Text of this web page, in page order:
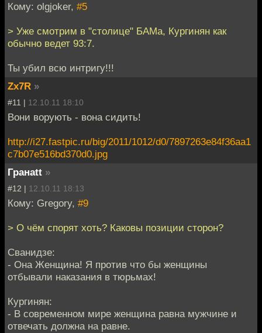
Кому: olgjoker, #5
> Уже смотрим в "столице" БАМа, Кургинян как
обычно ведет 93:7.
Ты убил всю интригу!!!
Zx7R »
#11 | 12.10.11 18:10
Вони ворують - вона сидить!
http://i27.fastpic.ru/big/2011/1012/d0/7897263e84f36aa1
c7b07e516bd370d0.jpg
Гранаtt »
#12 | 12.10.11 18:13
Кому: Gregory, #9
> О чём спорят хоть? Каковы позиции сторон?
Сванидзе:
- Она Женщина! Я против что бы женщины
отбывали наказания в тюрьмах!
Кургинян:
- В современном мире женщина равна мужчине и
отвечать должна на равне.